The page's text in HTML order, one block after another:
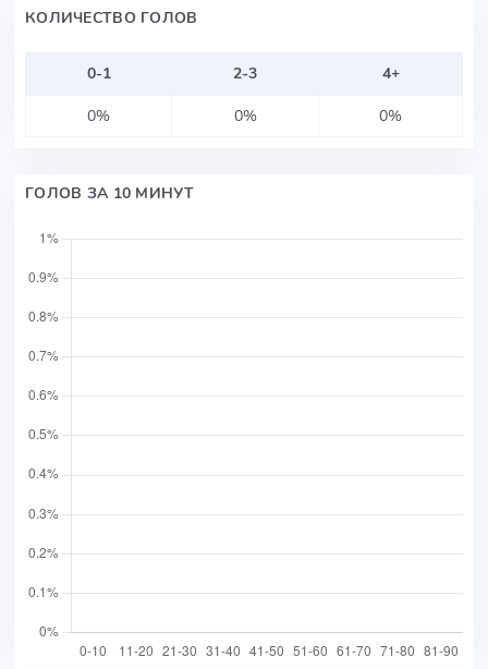
КОЛИЧЕСТВО ГОЛОВ
0-1 2-3
4+
0%
0% 0%
ГОЛОВ ЗА 10 МИНУТ